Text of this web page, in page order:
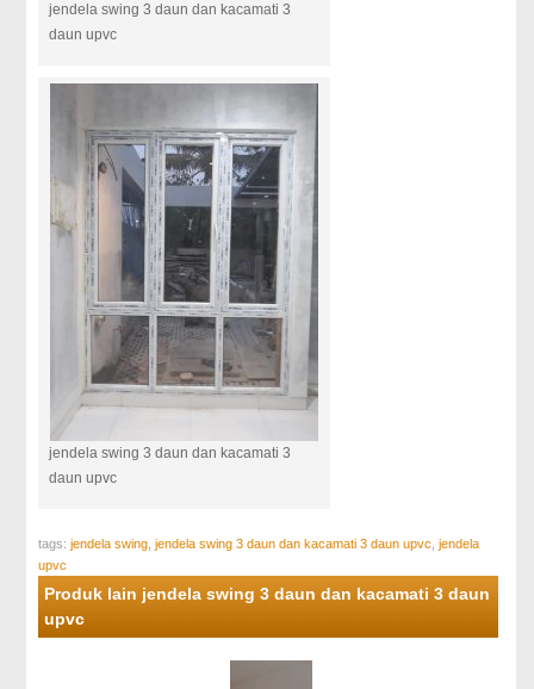
jendela swing 3 daun dan kacamati 3
daun upvc
jendela swing 3 daun dan kacamati 3
daun upvc
tags:jendela swing ,jendela swing 3 daun dan kacamati 3 daun upvc ,jendela
upvc
Produk lain jendela swing 3 daun dan kacamati 3 daun
upvc